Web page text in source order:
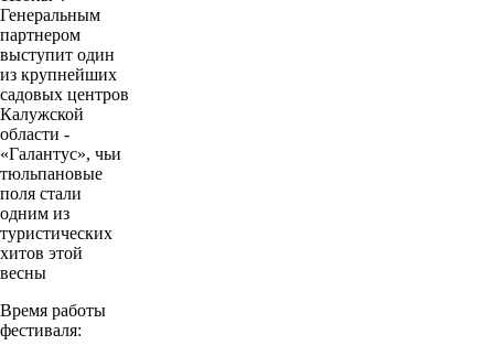
Генеральным
партнером
выступит один
из крупнейших
садовых центров
Калужской
области -
«Галантус», чьи
тюльпановые
поля стали
одним из
туристических
хитов этой
весны
Время работы
фестиваля: